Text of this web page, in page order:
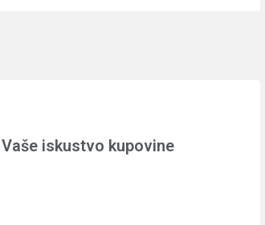
iskustvo kupovine